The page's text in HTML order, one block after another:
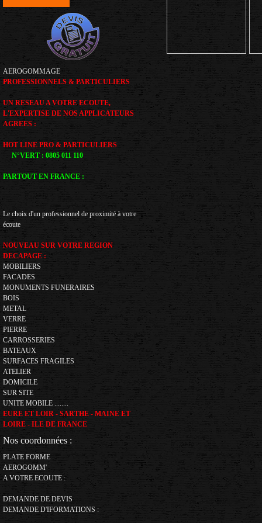
AEROGOMMAGE
PROFESSIONNELS & PARTICULIERS
UN RESEAU A VOTRE ECOUTE,
L'EXPERTISE DE NOS APPLICATEURS
AGREES :
HOT LINE PRO & PARTICULIERS
N°VERT : 0805 011 110
PARTOUT EN FRANCE :
Le choix d'un professionnel de proximité à votre
écoute
NOUVEAU SUR VOTRE REGION
DECAPAGE :
MOBILIERS
FACADES
MONUMENTS FUNERAIRES
BOIS
METAL
VERRE
PIERRE
CARROSSERIES
BATEAUX
SURFACES FRAGILES
ATELIER
DOMICILE
SUR SITE
UNITE MOBILE ........
EURE ET LOIR - SARTHE - MAINE ET
LOIRE - ILE DE FRANCE
Nos coordonnées :
PLATE FORME
AEROGOMM'
A VOTRE ECOUTE :
DEMANDE DE DEVIS
DEMANDE D'IFORMATIONS :